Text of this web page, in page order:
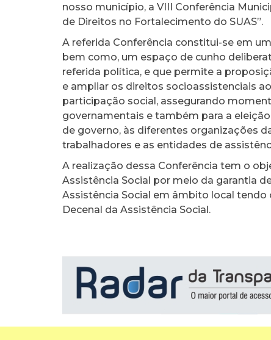
nosso município, a VIII Conferência
de Direitos no Fortalecimento do SUAS”.
A referida Conferência constitui-se em
bem como, um espaço de cunho
referida política, e que permite a
e ampliar os direitos socioassistenciais
participação social, assegurando
governamentais e também para a
de governo, às diferentes organizações
trabalhadores e as entidades de
A realização dessa Conferência tem o
Assistência Social por meio da garantia
Assistência Social em âmbito local
Decenal da Assistência Social.